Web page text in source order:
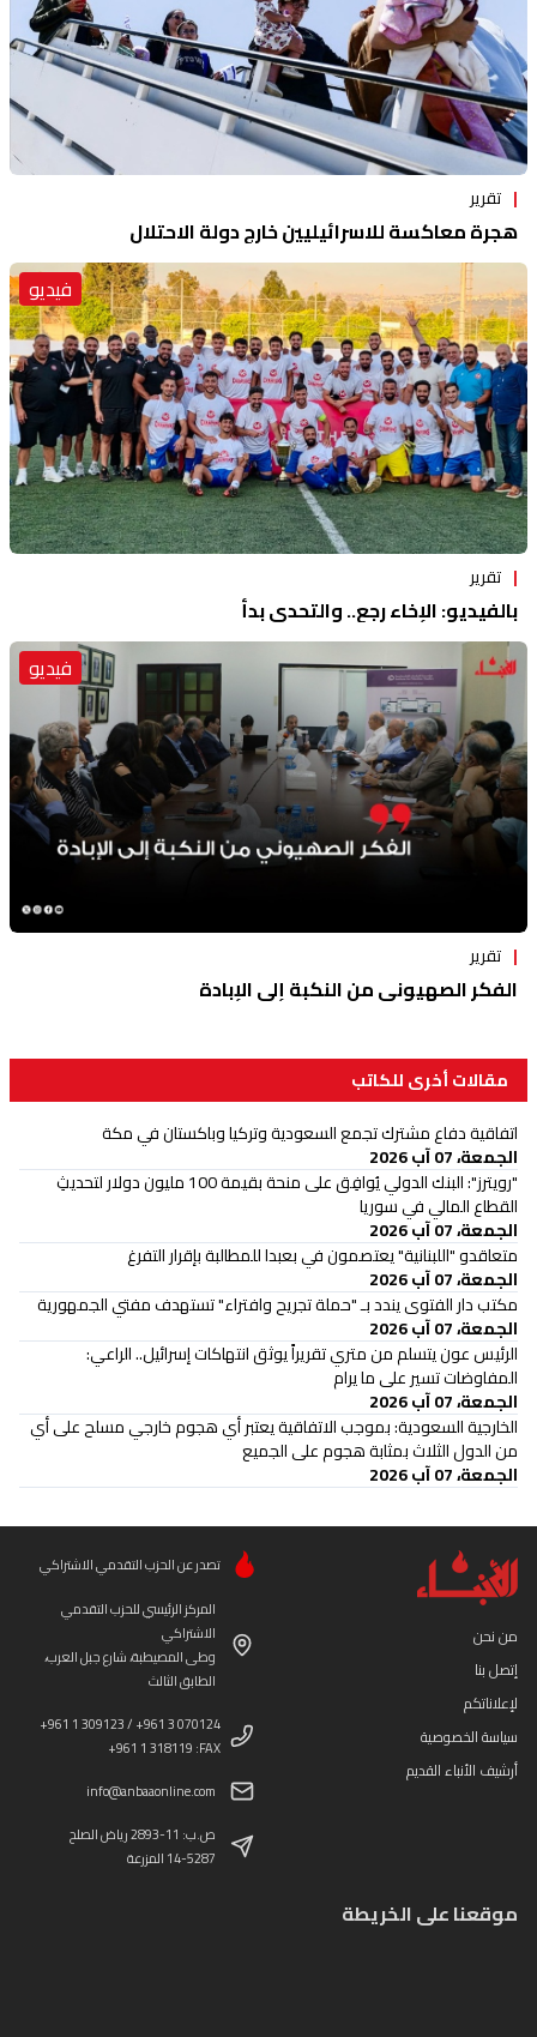
تقرير
هجرة معاكسة للاسرائيليين خارج دولة الاحتلال
فيديو
تقرير
بالفيديو: الإخاء رجع.. والتحدي بدأ
فيديو
تقرير
الفكر الصهيوني من النكبة إلى الإبادة
مقالات أخرى للكاتب
اتفاقية دفاع مشترك تجمع السعودية وتركيا وباكستان في مكة
الجمعة، 07 آب 2026
"رويترز": البنك الدولي يُوافِق على منحة بقيمة 100 مليون دولار لتحديثِ
القطاع المالي في سوريا
الجمعة، 07 آب 2026
متعاقدو "اللبنانية" يعتصمون في بعبدا للمطالبة بإقرار التفرغ
الجمعة، 07 آب 2026
مكتب دار الفتوى يندد بـ "حملة تجريح وافتراء" تستهدف مفتي الجمهورية
الجمعة، 07 آب 2026
الرئيس عون يتسلم من متري تقريراً يوثق انتهاكات إسرائيل.. الراعي:
المفاوضات تسير على ما يرام
الجمعة، 07 آب 2026
الخارجية السعودية: بموجب الاتفاقية يعتبر أي هجوم خارجي مسلح على أي
من الدول الثلاث بمثابة هجوم على الجميع
الجمعة، 07 آب 2026
من نحن
إتصل بنا
لإعلاناتكم
سياسة الخصوصية
أرشيف الأنباء القديم
تصدر عن الحزب التقدمي الاشتراكي
المركز الرئيسي للحزب التقدمي
الاشتراكي
وطى المصيطبة، شارع جبل العرب،
الطابق الثالث
+961 1 309123 / +961 3 070124
+961 1 318119 :FAX
info@anbaaonline.com
ص.ب: 11-2893 رياض الصلح
14-5287 المزرعة
موقعنا على الخريطة